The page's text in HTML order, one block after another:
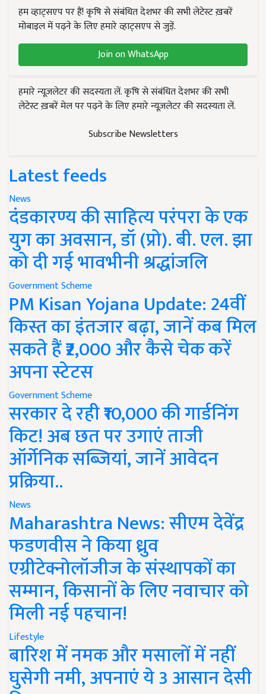
हम व्हाट्सएप पर हैं! कृषि से संबंधित देशभर की सभी लेटेस्ट ख़बरें
मोबाइल में पढ़ने के लिए हमारे व्हाट्सएप से जुड़ें.
Join on WhatsApp
हमारे न्यूज़लेटर की सदस्यता लें. कृषि से संबंधित देशभर की सभी
लेटेस्ट ख़बरें मेल पर पढ़ने के लिए हमारे न्यूज़लेटर की सदस्यता लें.
Subscribe Newsletters
Latest feeds
News
दंडकारण्य की साहित्य परंपरा के एक
युग का अवसान, डॉ (प्रो). बी. एल. झा
को दी गई भावभीनी श्रद्धांजलि
Government Scheme
PM Kisan Yojana Update: 24वीं
किस्त का इंतजार बढ़ा, जानें कब मिल
सकते हैं ₹2,000 और कैसे चेक करें
अपना स्टेटस
Government Scheme
सरकार दे रही ₹10,000 की गार्डनिंग
किट! अब छत पर उगाएं ताजी
ऑर्गेनिक सब्जियां, जानें आवेदन
प्रक्रिया..
News
Maharashtra News: सीएम देवेंद्र
फडणवीस ने किया ध्रुव
एग्रीटेक्नोलॉजीज के संस्थापकों का
सम्मान, किसानों के लिए नवाचार को
मिली नई पहचान!
Lifestyle
बारिश में नमक और मसालों में नहीं
घुसेगी नमी, अपनाएं ये 3 आसान देसी